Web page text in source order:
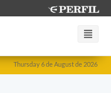
Thursday 6 de August de 2026